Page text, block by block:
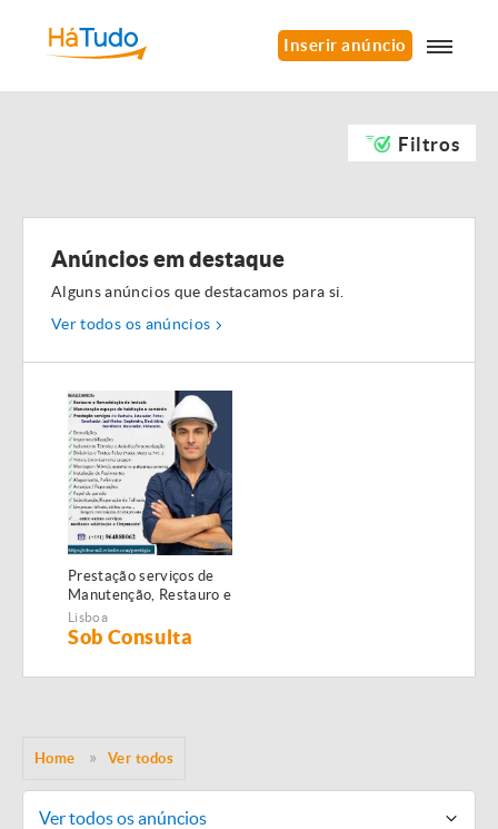
Inserir anúncio
Filtros
Anúncios em destaque
Alguns anúncios que destacamos para si.
Ver todos os anúncios
Prestação serviços de
Manutenção, Restauro e
Remodelação de
imóveis!
Lisboa
Sob Consulta
Home Ver todos
Ver todos os anúncios